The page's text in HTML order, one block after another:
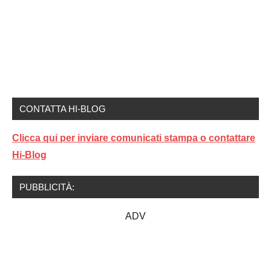
CONTATTA HI-BLOG
Clicca qui per inviare comunicati stampa o contattare
Hi-Blog
PUBBLICITÀ:
ADV